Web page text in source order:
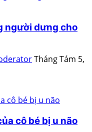
người dưng cho
Tháng Tám 5,
cô bé bị u não